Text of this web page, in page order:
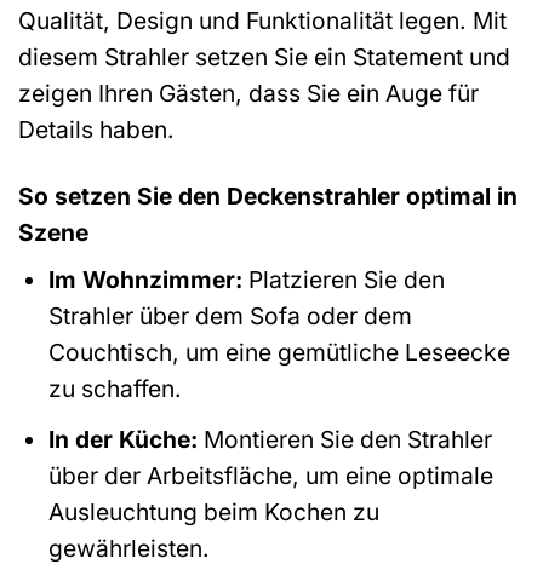
Qualität, Design und Funktionalität legen. Mit
diesem Strahler setzen Sie ein Statement und
zeigen Ihren Gästen, dass Sie ein Auge für
Details haben.
So setzen Sie den Deckenstrahler optimal in
Szene
Im Wohnzimmer: Platzieren Sie den
Strahler über dem Sofa oder dem
Couchtisch, um eine gemütliche Leseecke
zu schaffen.
In der Küche: Montieren Sie den Strahler
über der Arbeitsfläche, um eine optimale
Ausleuchtung beim Kochen zu
gewährleisten.